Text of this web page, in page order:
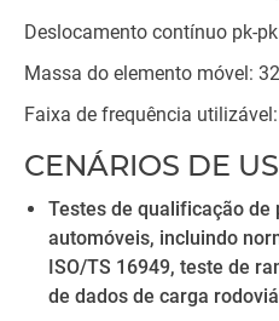
Deslocamento contínuo pk-
Massa do elemento móvel:
Faixa de frequência
CENÁRIOS DE
Testes de qualificação de
automóveis, incluindo
ISO/TS 16949, teste de
de dados de carga